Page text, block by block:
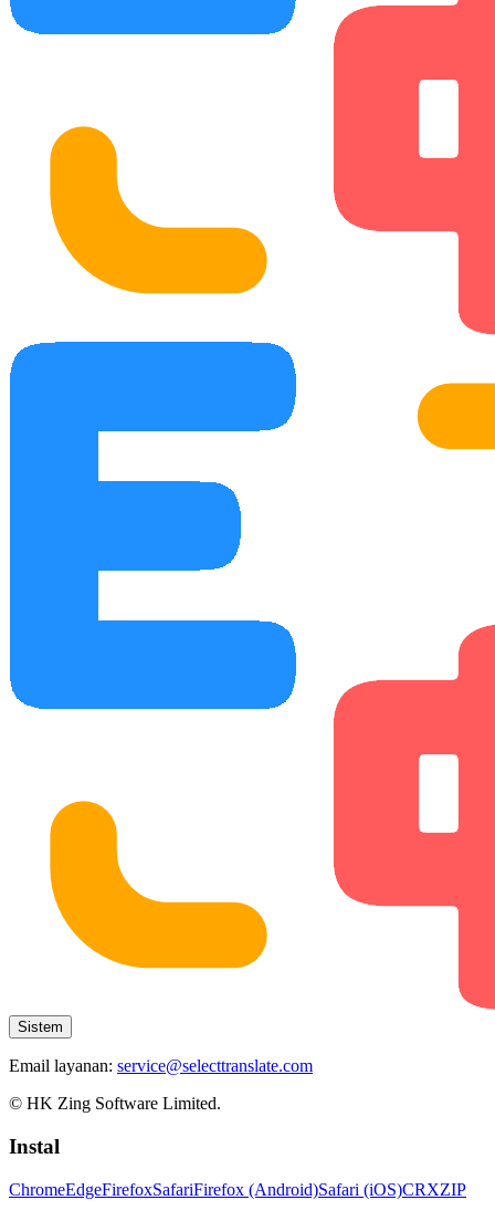
Sistem
Email layanan: service@selecttranslate.com
© HK Zing Software Limited.
Instal
ChromeEdgeFirefoxSafariFirefox (Android)Safari (iOS)CRXZIP